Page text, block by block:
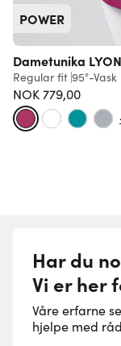
POWER
Dametunika LYON
Regular fit 95°-Vask
NOK 779,00
Har du
Vi er her
Våre erfarne
hjelpe med